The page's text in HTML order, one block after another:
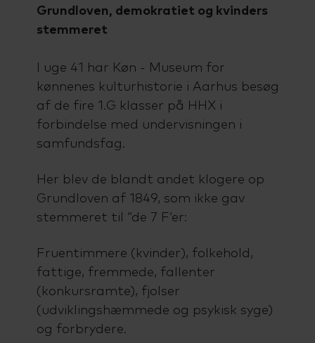
Grundloven, demokratiet og kvinders
stemmeret
I uge 41 har Køn - Museum for
kønnenes kulturhistorie i Aarhus besøg
af de fire 1.G klasser på HHX i
forbindelse med undervisningen i
samfundsfag.
Her blev de blandt andet klogere op
Grundloven af 1849, som ikke gav
stemmeret til ”de 7 F’er:
Fruentimmere (kvinder), folkehold,
fattige, fremmede, fallenter
(konkursramte), fjolser
(udviklingshæmmede og psykisk syge)
og forbrydere.